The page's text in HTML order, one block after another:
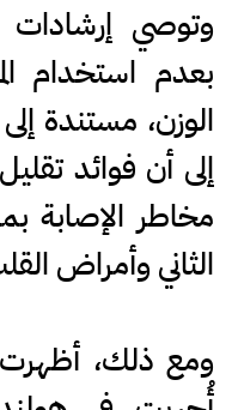
وتوصي إرشادات
بعدم استخدام
الوزن، مستندة
إلى أن فوائد
مخاطر الإصابة
الثاني وأمراض
ومع ذلك، أظهرت